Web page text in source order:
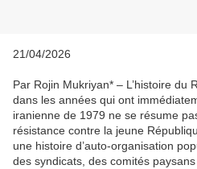
21/04/2026
Par Rojin Mukriyan* – L’histoire du
dans les années qui ont
iranienne de 1979 ne se résume
résistance contre la jeune
une histoire d’auto-organisation
des syndicats, des comités